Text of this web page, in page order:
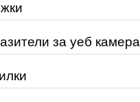
за уеб камера